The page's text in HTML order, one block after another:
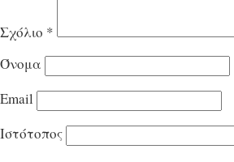
Σχόλιο *
Όνομα
Email
Ιστότοπος